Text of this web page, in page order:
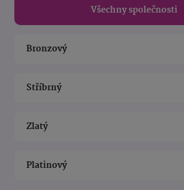
Všechny společnosti
Bronzový
Stříbrný
Zlatý
Platinový